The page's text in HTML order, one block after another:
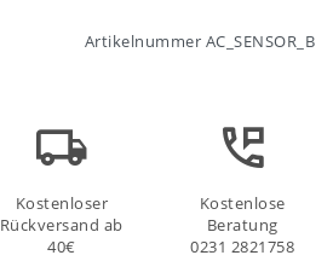
Artikelnummer AC_SENSOR_B
Kostenloser
Rückversand ab
40€
Kostenlose
Beratung
0231 2821758